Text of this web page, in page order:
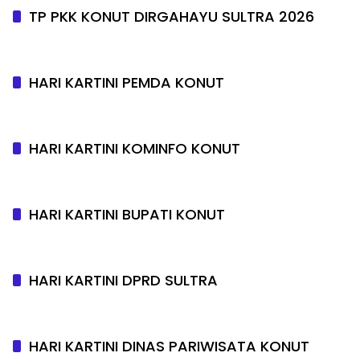
TP PKK KONUT DIRGAHAYU SULTRA 2026
HARI KARTINI PEMDA KONUT
HARI KARTINI KOMINFO KONUT
HARI KARTINI BUPATI KONUT
HARI KARTINI DPRD SULTRA
HARI KARTINI DINAS PARIWISATA KONUT